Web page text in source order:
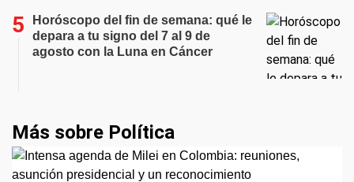
Horóscopo del fin de semana: qué le
depara a tu signo del 7 al 9 de
agosto con la Luna en Cáncer
Más sobre Política